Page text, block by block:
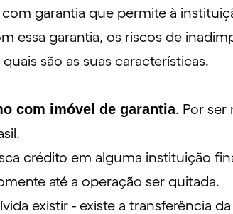
garantia que permite à
garantia, os riscos de
são as suas características.
com imóvel de garantia. Por ser
crédito em alguma instituição
até a operação ser quitada.
existir - existe a transferência